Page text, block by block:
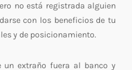
no está registrada alguien
con los beneficios de tu
y de posicionamiento.
un extraño fuera al banco y